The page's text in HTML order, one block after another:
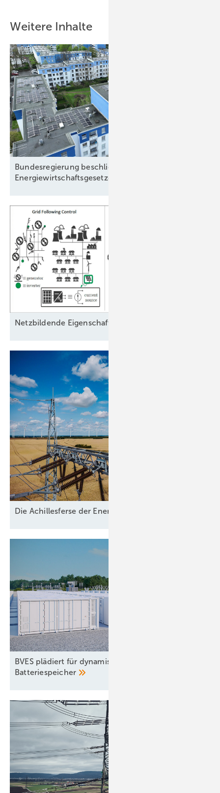
Weitere Inhalte
Bundesregierung beschließt Novelle des
Energiewirtschaftsgesetzes
Ne tzbildende Eigenschaften als
D ie A chillesferse der Energiewende
BVES plädiert für dynamische Netzentgelte für
Batteriespeicher